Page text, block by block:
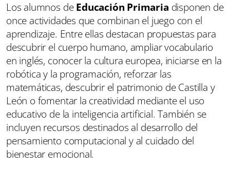
Los alumnos deEducación Primaria disponen de
once actividades que combinan el juego con el
aprendizaje. Entre ellas destacan propuestas para
descubrir el cuerpo humano, ampliar vocabulario
en inglés, conocer la cultura europea, iniciarse en la
robótica y la programación, reforzar las
matemáticas, descubrir el patrimonio de Castilla y
León o fomentar la creatividad mediante el uso
educativo de la inteligencia artificial. También se
incluyen recursos destinados al desarrollo del
pensamiento computacional y al cuidado del
bienestar emocional.